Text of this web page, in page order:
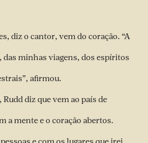
diz o cantor, vem do coração. “A
minhas viagens, dos espíritos
afirmou.
diz que vem ao país de
a mente e o coração abertos.